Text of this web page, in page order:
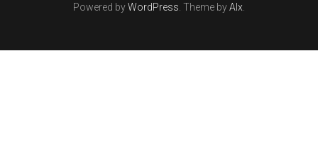
Powered byWordPress . Theme byAlx